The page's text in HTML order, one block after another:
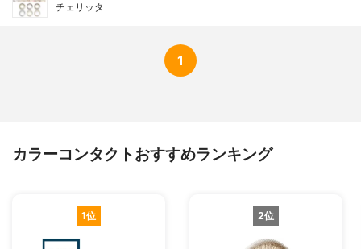
チェリッタ
1
カラーコンタクトおすすめランキング
1位 2位